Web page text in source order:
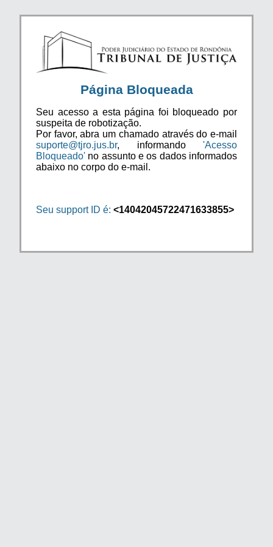
Página Bloqueada
Seu acesso a esta página foi bloqueado por
suspeita de robotização.
Por favor, abra um chamado através do e-mail
suporte@tjro.jus.br, informando 'Acesso
Bloqueado' no assunto e os dados informados
abaixo no corpo do e-mail.
Seu support ID é: <14042045722471633855>